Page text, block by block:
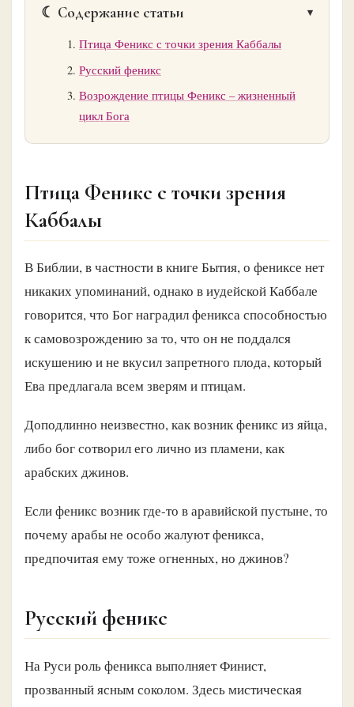
☾ Содержание статьи
Птица Феникс с точки зрения Каббалы
Русский феникс
Возрождение птицы Феникс – жизненный
цикл Бога
Птица Феникс с точки зрения
Каббалы
В Библии, в частности в книге Бытия, о фениксе нет
никаких упоминаний, однако в иудейской Каббале
говорится, что Бог наградил феникса способностью
к самовозрождению за то, что он не поддался
искушению и не вкусил запретного плода, который
Ева предлагала всем зверям и птицам.
Доподлинно неизвестно, как возник феникс из яйца,
либо бог сотворил его лично из пламени, как
арабских джинов.
Если феникс возник где-то в аравийской пустыне, то
почему арабы не особо жалуют феникса,
предпочитая ему тоже огненных, но джинов?
Русский феникс
На Руси роль феникса выполняет Финист,
прозванный ясным соколом. Здесь мистическая